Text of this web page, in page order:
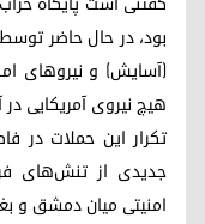
بود، در حال حاضر
(آسایش) و نیروهای
هیچ نیروی آمریکایی
تکرار این حملات در
جدیدی از تنش‌های
امنیتی میان دمشق و